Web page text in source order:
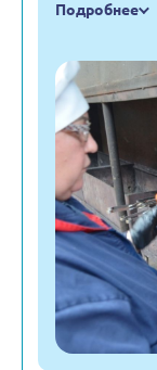
Подробнее